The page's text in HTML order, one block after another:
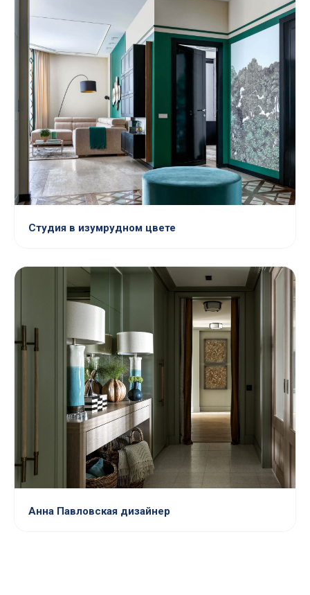
Студия в изумрудном цвете
Анна Павловская дизайнер